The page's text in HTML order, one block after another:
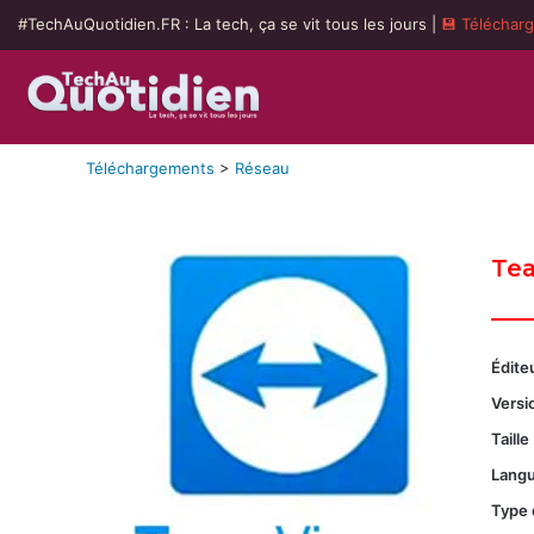
#TechAuQuotidien.FR : La tech, ça se vit tous les jours | 💾
Téléchargements > Réseau
Taille
Type